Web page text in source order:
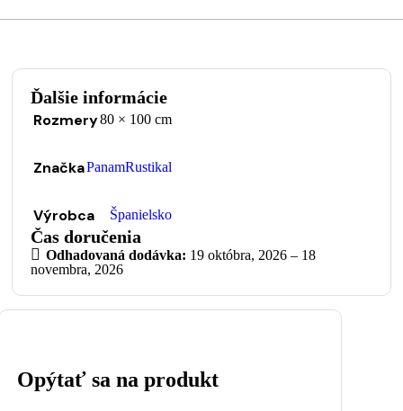
Ďalšie informácie
Rozmery80 × 100 cm
ZnačkaPanamRustikal
Výrobca Španielsko
Čas doručenia
Odhadovaná dodávka: 19 októbra, 2026 – 18
novembra, 2026
Opýtať sa na produkt